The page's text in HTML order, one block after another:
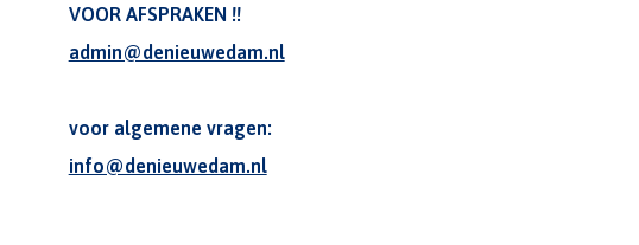
VOOR AFSPRAKEN !!
admin@denieuwedam.nl
voor algemene vragen:
info@denieuwedam.nl